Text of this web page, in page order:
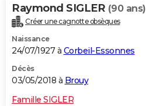
Raymond SIGLER (90 ans)
Créer une cagnotte obsèques
Naissance
24/07/1927 à Corbeil-Essonnes
Décès
03/05/2018 à Brouy
Famille SIGLER